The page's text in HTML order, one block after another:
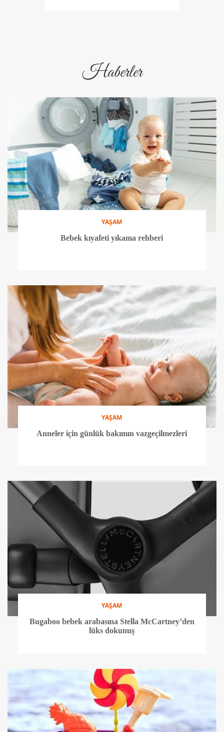
Haberler
YAŞAM
Bebek kıyafeti yıkama rehberi
YAŞAM
Anneler için günlük bakımın vazgeçilmezleri
YAŞAM
Bugaboo bebek arabasına Stella McCartney’den
lüks dokunuş